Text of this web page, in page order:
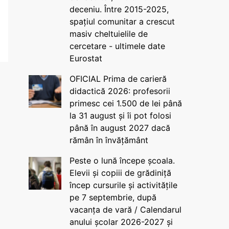
deceniu. Între 2015-2025,
spațiul comunitar a crescut
masiv cheltuielile de
cercetare - ultimele date
Eurostat
OFICIAL Prima de carieră
didactică 2026: profesorii
primesc cei 1.500 de lei până
la 31 august și îi pot folosi
până în august 2027 dacă
rămân în învățământ
Peste o lună începe școala.
Elevii și copiii de grădiniță
încep cursurile și activitățile
pe 7 septembrie, după
vacanța de vară / Calendarul
anului școlar 2026-2027 și